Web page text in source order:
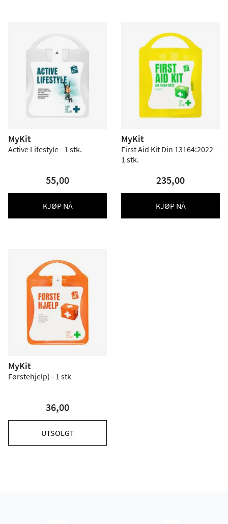
MyKit
Active Lifestyle - 1 stk.
55,00
KJØP NÅ
MyKit
First Aid Kit Din 13164:2022 -
1 stk.
235,00
KJØP NÅ
MyKit
Førstehjelp) - 1 stk
36,00
UTSOLGT